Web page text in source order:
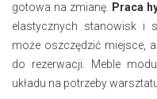
gotowa na zmianę. Praca
elastycznych stanowisk i
może oszczędzić miejsce,
do rezerwacji. Meble
układu na potrzeby